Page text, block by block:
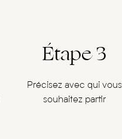
Étape 3
Précisez avec qui vous
souhaitez partir